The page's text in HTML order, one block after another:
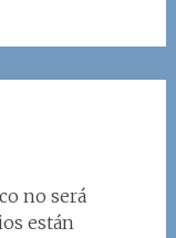
no será
están